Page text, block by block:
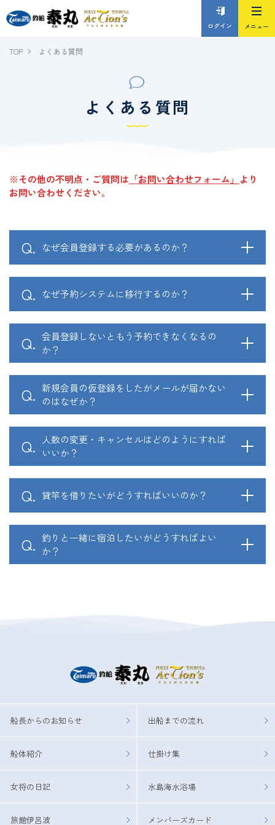
ログイン
TOP よくある質問
よくある質問
※その他の不明点・ご質問は 「お問い合わせフォーム」 より
お問い合わせください。
なぜ会員登録する必要があるのか？
なぜ予約システムに移行するのか？
会員登録しないともう予約できなくなるの
か？
新規会員の仮登録をしたがメールが届かない
のはなぜか？
仮登録完了のメールが届かない場合は、下記項目をご確認く
ださい。
仮登録をしたメールアドレスを間違えた場合や、仮登録をし
たメールアドレスの確認が困難な場合は、再度仮登録してく
ださい。
■迷惑メールフォルダに届いていないか
まれに迷惑メールフォルダに届くこともありますので、フォ
をしていないか
人数の変更・キャンセルはどのようにすれば
いいか？
マイページ
ては全額ご負担いただきます。
貸竿を借りたいがどうすればいいのか？
釣りと一緒に宿泊したいがどうすればよい
か？
船長からのお知らせ 出船までの流れ
船体紹介 仕掛け集
女将の日記 水島海水浴場
旅館伊呂波 メンバーズカード